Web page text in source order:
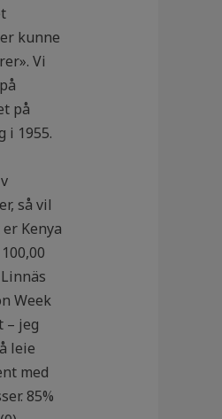
kunne
Vi
på
i 1955.
så vil
Kenya
Week
– jeg
leie
med
85%